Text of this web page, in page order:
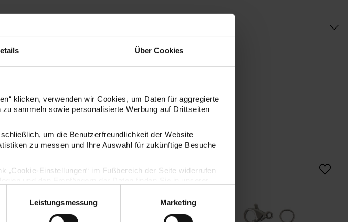
Über Cookies
klicken, verwenden wir Cookies, um Daten für aggregierte
sammeln sowie personalisierte Werbung auf Drittseiten
um die Benutzerfreundlichkeit der Website
zu messen und Ihre Auswahl für zukünftige Besuche
„Cookie-Einstellungen“ im Fußbereich der Seite widerrufen
Leistungsmessung Marketing